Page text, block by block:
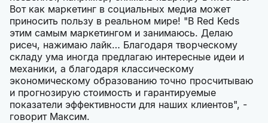
Вот как маркетинг в социальных медиа может
приносить пользу в реальном мире! "В Red Keds
этим самым маркетингом и занимаюсь. Делаю
рисеч, нажимаю лайк… Благодаря творческому
складу ума иногда предлагаю интересные идеи и
механики, а благодаря классическому
экономическому образованию точно просчитываю
и прогнозирую стоимость и гарантируемые
показатели эффективности для наших клиентов", -
говорит Максим.